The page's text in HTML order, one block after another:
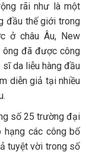
rãi như là một
đầu thế giới trong
ở châu Âu, New
ông đã được công
da liễu hàng đầu
diễn giả tại nhiều
số 25 trường đại
hạng các công bố
tuyệt vời trong số